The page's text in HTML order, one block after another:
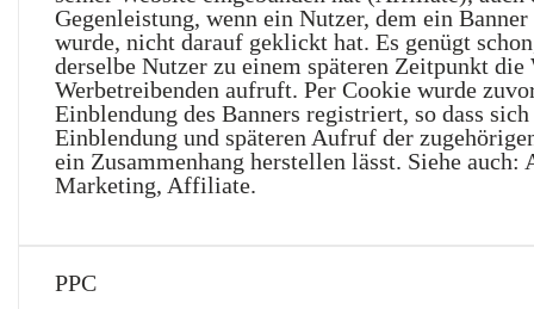
Gegenleistung, wenn ein Nutzer, dem ein
wurde, nicht darauf geklickt hat. Es genügt
derselbe Nutzer zu einem späteren Zeitpunkt die
Werbetreibenden aufruft. Per Cookie wurde
Einblendung des Banners registriert, so dass
Einblendung und späteren Aufruf der
ein Zusammenhang herstellen lässt. Siehe
Marketing, Affiliate.
PPC